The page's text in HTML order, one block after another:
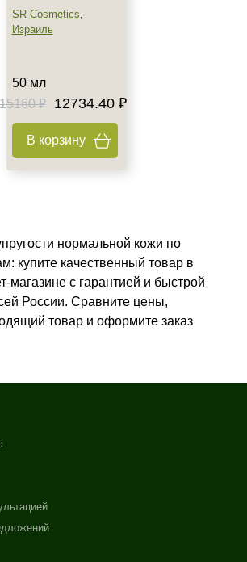
SR Cosmetics,
Израиль
50 мл
₽
12734.40 ₽
В корзину
нормальной кожи по
купите качественный товар в
магазине с гарантией и быстрой
России. Сравните цены,
товар и оформите заказ